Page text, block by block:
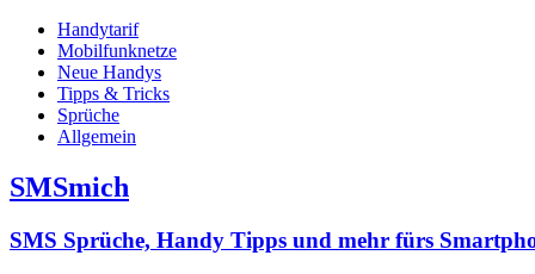
Handytarif
Mobilfunknetze
Neue Handys
Tipps & Tricks
Sprüche
Allgemein
SMSmich
SMS Sprüche, Handy Tipps und mehr fürs